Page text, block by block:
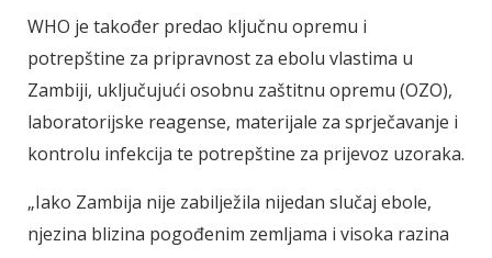
WHO je također predao ključnu opremu i
potrepštine za pripravnost za ebolu vlastima u
Zambiji, uključujući osobnu zaštitnu opremu (OZO),
laboratorijske reagense, materijale za sprječavanje i
kontrolu infekcija te potrepštine za prijevoz uzoraka.
„Iako Zambija nije zabilježila nijedan slučaj ebole,
njezina blizina pogođenim zemljama i visoka razina